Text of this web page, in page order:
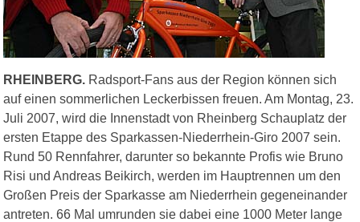
RHEINBERG. Radsport-Fans aus der Region können sich
auf einen sommerlichen Leckerbissen freuen. Am Montag, 23.
Juli 2007, wird die Innenstadt von Rheinberg Schauplatz der
ersten Etappe des Sparkassen-Niederrhein-Giro 2007 sein.
Rund 50 Rennfahrer, darunter so bekannte Profis wie Bruno
Risi und Andreas Beikirch, werden im Hauptrennen um den
Großen Preis der Sparkasse am Niederrhein gegeneinander
antreten. 66 Mal umrunden sie dabei eine 1000 Meter lange